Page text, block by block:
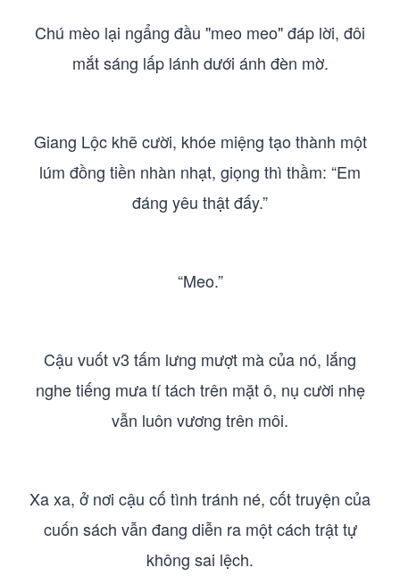
Chú mèo lại ngẩng đầu "meo meo" đáp lời, đôi
mắt sáng lấp lánh dưới ánh đèn mờ.
Giang Lộc khẽ cười, khóe miệng tạo thành một
lúm đồng tiền nhàn nhạt, giọng thì thầm: “Em
đáng yêu thật đấy.”
“Meo.”
Cậu vuốt v3 tấm lưng mượt mà của nó, lắng
nghe tiếng mưa tí tách trên mặt ô, nụ cười nhẹ
vẫn luôn vương trên môi.
Xa xa, ở nơi cậu cố tình tránh né, cốt truyện của
cuốn sách vẫn đang diễn ra một cách trật tự
không sai lệch.